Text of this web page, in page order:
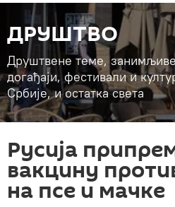
ДРУШТВО
Друштвене теме,
догађаји, фестивали и
Србије, и остатка света
Русија
вакцину
на псе и мачке